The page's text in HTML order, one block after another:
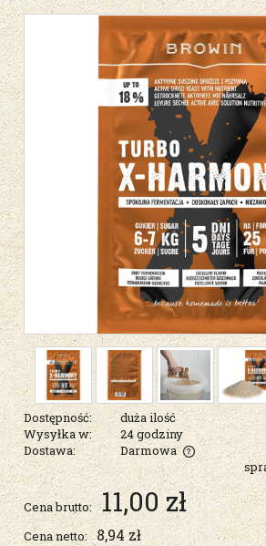
Dostępność:
duża ilość
Wysyłka w:
24 godziny
Dostawa:
Darmowa
Cena nie zawiera ewentualnych
Cena brutto: 11,00 zł
Cena netto: 8,94 zł